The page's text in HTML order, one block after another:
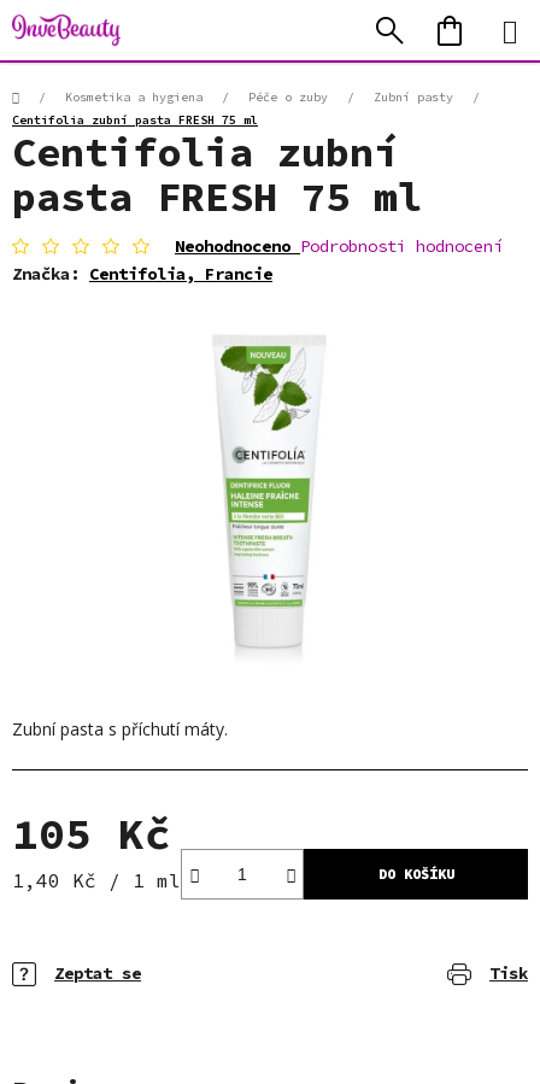
Přejít
na
obsah
Hledat
KOŠÍK
Domů/ Kosmetika a hygiena / Péče o zuby / Zubní pasty
/
Centifolia zubní pasta FRESH 75 ml
Zubní pasta s příchutí máty.
105 Kč
Měrná cena:
1,40 Kč / 1 ml DO KOŠÍKU
Tisk
Zeptat se
Centifolia zubní
pasta FRESH 75 ml
Průměrné
hodnocení
produktu
hvězdiček.
Neohodnoceno Podrobnosti hodnocení
Značka: Centifolia, Francie